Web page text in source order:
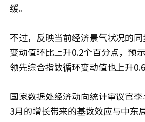
缓。
不过，反映当前经济景气状况的
变动值环比上升0.2个百分点，预
领先综合指数循环变动值也上升0.6
国家数据处经济动向统计审议官
3月的增长带来的基数效应与中东